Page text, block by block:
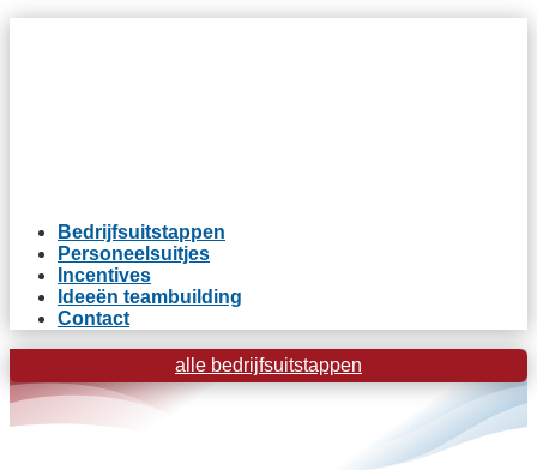
Bedrijfsuitstappen
Personeelsuitjes
Incentives
Ideeën teambuilding
Contact
alle bedrijfsuitstappen